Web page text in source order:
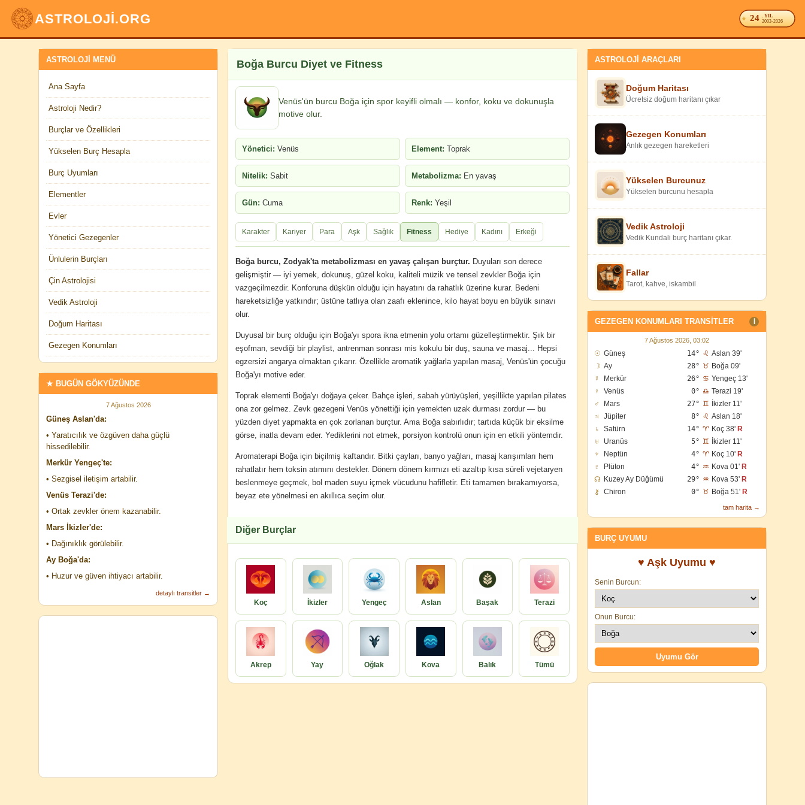
ASTROLOJİ.ORG 24 . YIL
2003-2026
ASTROLOJI MENÜ
Ana Sayfa
Astroloji Nedir?
Burçlar ve Özellikleri
Yükselen Burç Hesapla
Burç Uyumları
Elementler
Evler
Yönetici Gezegenler
Ünlulerin Burçları
Çin Astrolojisi
Vedik Astroloji
Doğum Haritası
Gezegen Konumları
★ BUGÜN GÖKYÜZÜNDE
7 Ağustos 2026
Güneş Aslan'da:
• Yaratıcılık ve özgüven daha güçlü
hissedilebilir.
Merkür Yengeç'te:
• Sezgisel iletişim artabilir.
Venüs Terazi'de:
• Ortak zevkler önem kazanabilir.
Mars İkizler'de:
• Dağınıklık görülebilir.
Ay Boğa'da:
• Huzur ve güven ihtiyacı artabilir.
detaylı transitler →
Boğa Burcu Diyet ve Fitness
Venüs'ün burcu Boğa için spor keyifli olmalı — konfor, koku ve dokunuşla
motive olur.
Yönetici: Venüs Element: Toprak
Nitelik: Sabit Metabolizma: En yavaş
Gün: Cuma Renk: Yeşil
Karakter Kariyer Para Aşk Sağlık Fitness Hediye Kadını Erkeği
Boğa burcu, Zodyak'ta metabolizması en yavaş çalışan burçtur. Duyuları son derece
gelişmiştir — iyi yemek, dokunuş, güzel koku, kaliteli müzik ve tensel zevkler Boğa için
vazgeçilmezdir. Konforuna düşkün olduğu için hayatını da rahatlık üzerine kurar. Bedeni
hareketsizliğe yatkındır; üstüne tatlıya olan zaafı eklenince, kilo hayat boyu en büyük sınavı
olur.
Duyusal bir burç olduğu için Boğa'yı spora ikna etmenin yolu ortamı güzelleştirmektir. Şık bir
eşofman, sevdiği bir playlist, antrenman sonrası mis kokulu bir duş, sauna ve masaj... Hepsi
egzersizi angarya olmaktan çıkarır. Özellikle aromatik yağlarla yapılan masaj, Venüs'ün çocuğu
Boğa'yı motive eder.
Toprak elementi Boğa'yı doğaya çeker. Bahçe işleri, sabah yürüyüşleri, yeşillikte yapılan pilates
ona zor gelmez. Zevk gezegeni Venüs yönettiği için yemekten uzak durması zordur — bu
yüzden diyet yapmakta en çok zorlanan burçtur. Ama Boğa sabırlıdır; tartıda küçük bir eksilme
görse, inatla devam eder. Yediklerini not etmek, porsiyon kontrolü onun için en etkili yöntemdir.
Aromaterapi Boğa için biçilmiş kaftandır. Bitki çayları, banyo yağları, masaj karışımları hem
rahatlatır hem toksin atımını destekler. Dönem dönem kırmızı eti azaltıp kısa süreli vejetaryen
beslenmeye geçmek, bol maden suyu içmek vücudunu hafifletir. Eti tamamen bırakamıyorsa,
beyaz ete yönelmesi en akıllıca seçim olur.
Diğer Burçlar
Koç İkizler Yengeç Aslan Başak Terazi
Akrep Yay Oğlak Kova Balık Tümü
ASTROLOJİ ARAÇLARI
Doğum Haritası
Ücretsiz doğum haritanı çıkar
Gezegen Konumları
Anlık gezegen hareketleri
Yükselen Burcunuz
Yükselen burcunu hesapla
Vedik Astroloji
Vedik Kundali burç haritanı çıkar.
Fallar
Tarot, kahve, iskambil
GEZEGEN KONUMLARI TRANSITLER I
7 Ağustos 2026, 03:02
☉ Güneş 14° ♌ Aslan 39'
☽ Ay 28° ♉ Boğa 09'
☿
Merkür 26° ♋ Yengeç 13'
♀
Venüs 0° ♎ Terazi 19'
♂
Mars 27° ♊
İkizler 11'
♃
Jüpiter 8° ♌ Aslan 18'
♄
Satürn 14° ♈ Koç 38' R
♅
Uranüs 5° ♊
İkizler 11'
♆
Neptün 4° ♈ Koç 10' R
♇
Plüton 4° ♒ Kova 01' R
☊ Kuzey Ay Düğümü 29° ♒ Kova 53' R
⚷
Chiron 0° ♉ Boğa 51' R
tam harita →
BURÇ UYUMU
♥ Aşk Uyumu ♥
Senin Burcun:
Onun Burcu: